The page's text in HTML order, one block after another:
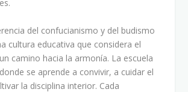
del confucianismo y del budismo
cultura educativa que considera el
camino hacia la armonía. La escuela
se aprende a convivir, a cuidar el
la disciplina interior. Cada